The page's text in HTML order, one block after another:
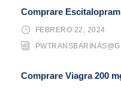
Comprare
FEBRERO 22, 2024
Comprare Viagra 200